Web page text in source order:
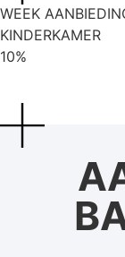
WEEK
KINDERKAMER
10%